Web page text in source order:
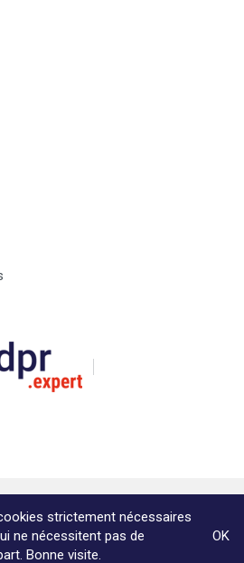
- Vie Privée -A propos &
strictement nécessaires
ne nécessitent pas de
Bonne visite.
OK